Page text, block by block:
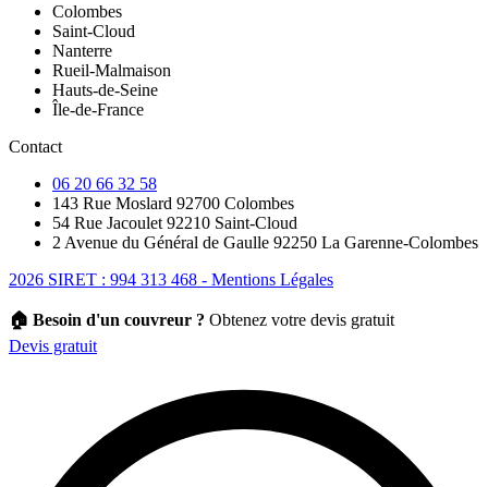
Colombes
Saint-Cloud
Nanterre
Rueil-Malmaison
Hauts-de-Seine
Île-de-France
Contact
06 20 66 32 58
143 Rue Moslard 92700 Colombes
54 Rue Jacoulet 92210 Saint-Cloud
2 Avenue du Général de Gaulle 92250 La Garenne-Colombes
2026 SIRET : 994 313 468 - Mentions Légales
🏠 Besoin d'un couvreur ? Obtenez votre devis gratuit
Devis gratuit